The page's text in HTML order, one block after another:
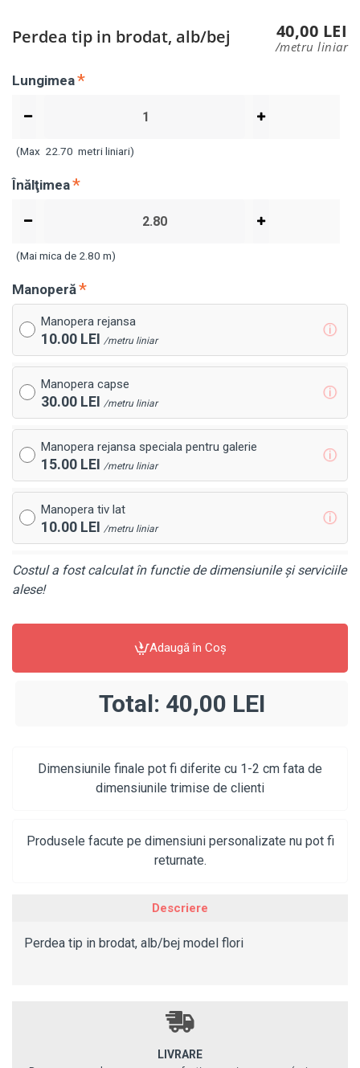
Perdea tip in brodat, alb/bej 40,00 LEI
/metru liniar
Lungimea
(Max 22.70 metri liniari)
Înălţimea
(Mai mica de 2.80 m)
Manoperă
Manopera rejansa
10.00 LEI /metru liniar
ⓘ
Manopera capse
30.00 LEI /metru liniar
ⓘ
Manopera rejansa speciala pentru galerie
15.00 LEI /metru liniar
ⓘ
Manopera tiv lat
10.00 LEI /metru liniar
ⓘ
Costul a fost calculat în functie de dimensiunile și serviciile
alese!
Adaugă în Coş
Total: 40,00 LEI
Dimensiunile finale pot fi diferite cu 1-2 cm fata de
dimensiunile trimise de clienti
Produsele facute pe dimensiuni personalizate nu pot fi
returnate.
Descriere
Perdea tip in brodat, alb/bej model flori
LIVRARE